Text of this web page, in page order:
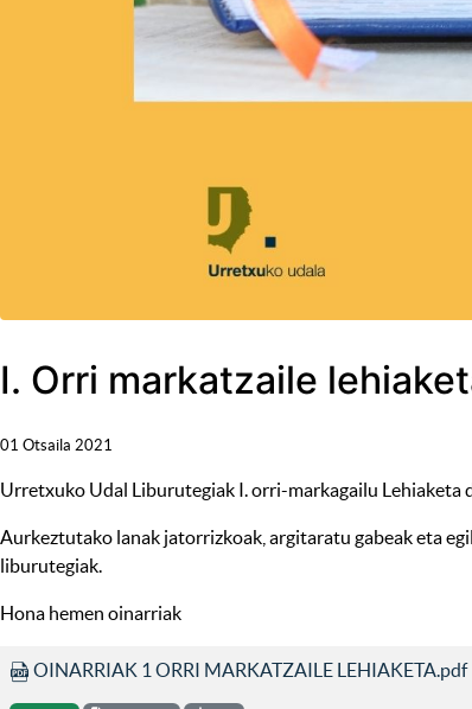
I. Orri markatzaile
01 Otsaila 2021
Urretxuko Udal Liburutegiak I. orri-markagailu
Aurkeztutako lanak jatorrizkoak, argitaratu gabeak eta
liburutegiak.
Hona hemen oinarriak
OINARRIAK 1 ORRI MARKATZAILE LEHIAKETA.pdf